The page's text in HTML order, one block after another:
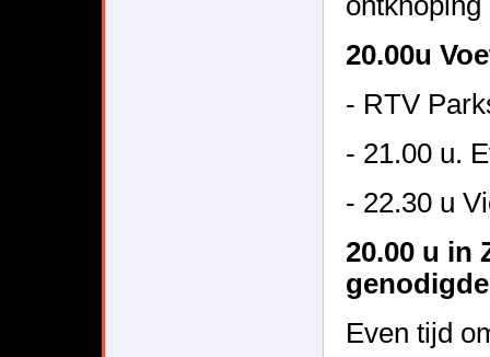
20.00u
- RTV
- 21.00 u.
- 22.30 u
20.00 u in
Even tijd